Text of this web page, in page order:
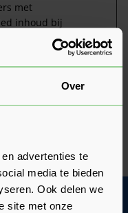
Over
advertenties te
media te bieden
Ook delen we
site met onze
met
inhoud bij
3
n
Google
om te
3
maande